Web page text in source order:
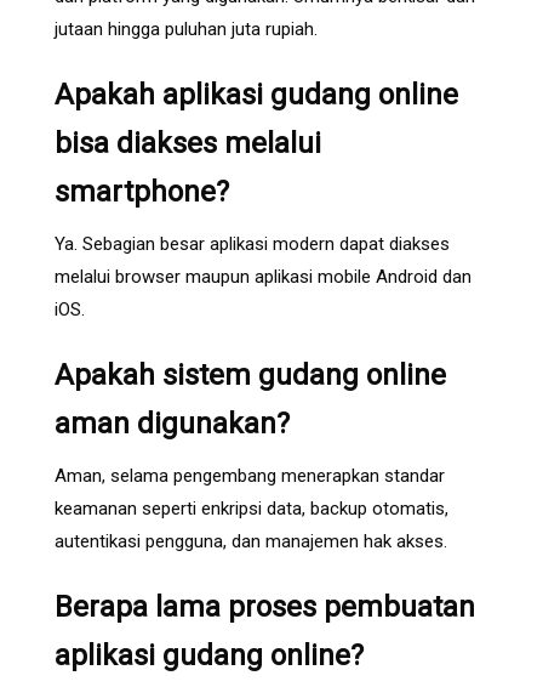
jutaan hingga puluhan juta rupiah.
Apakah aplikasi gudang online
bisa diakses melalui
smartphone?
Ya. Sebagian besar aplikasi modern dapat diakses
melalui browser maupun aplikasi mobile Android dan
iOS.
Apakah sistem gudang online
aman digunakan?
Aman, selama pengembang menerapkan standar
keamanan seperti enkripsi data, backup otomatis,
autentikasi pengguna, dan manajemen hak akses.
Berapa lama proses pembuatan
aplikasi gudang online?